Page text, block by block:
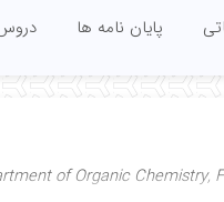
پایان نامه ها
of Organic Chemistry,